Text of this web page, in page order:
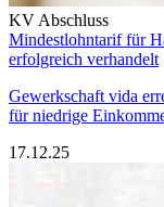
KV Abschluss
Mindestlohntarif für
erfolgreich verhandelt
Gewerkschaft vida
für niedrige
17.12.25